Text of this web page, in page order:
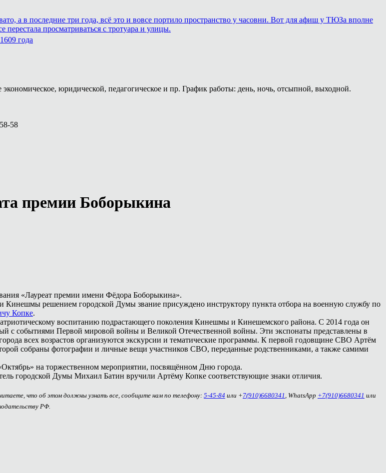
а в последние три года, всё это и вовсе портило пространство у часовни. Вот для афиш у ТЮЗа вполне
просматриваться с тротуара и улицы.
года
юридической, педагогическое и пр. График работы: день, ночь, отсыпной, выходной.
58
премии Боборыкина
«Лауреат премии имени Фёдора Боборыкина».
Кинешмы решением городской Думы звание присуждено инструктору пункта отбора на военную службу по
Копке.
воспитанию подрастающего поколения Кинешмы и Кинешемского района. С 2014 года он
с событиями Первой мировой войны и Великой Отечественной войны. Эти экспонаты представлены в
всех возрастов организуются экскурсии и тематические программы. К первой годовщине СВО Артём
собраны фотографии и личные вещи участников СВО, переданные родственниками, а также самими
на торжественном мероприятии, посвящённом Дню города.
городской Думы Михаил Батин вручили Артёму Копке соответствующие знаки отличия.
что об этом должны узнать все, сообщите нам по телефону: 5-45-84 или +7(910)6680341 , WhatsApp +7(910)6680341 или
РФ.